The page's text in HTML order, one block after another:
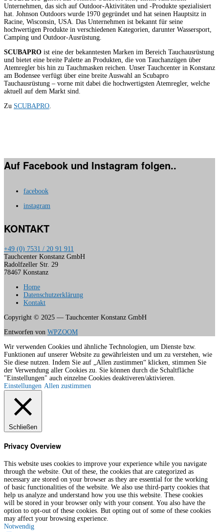
Unternehmen, das sich auf Outdoor-Aktivitäten und -Produkte spezialisiert
hat. Johnson Outdoors wurde 1970 gegründet und hat seinen Hauptsitz in
Racine, Wisconsin, USA. Das Unternehmen ist bekannt für seine
hochwertigen Produkte in verschiedenen Kategorien, darunter Wassersport,
Camping und Outdoor-Ausrüstung.
SCUBAPRO ist eine der bekanntesten Marken im Bereich Tauchausrüstung
und bietet eine breite Palette an Produkten, die von Tauchanzügen über
Atemregler bis hin zu Tauchmasken reichen. Unser Tauchcenter in Konstanz
am Bodensee verfügt über eine breite Auswahl an Scubapro
Tauchausrüstung – vorne mit dabei die hochwertigsten Atemregler, welche
aktuell auf dem Markt sind.
Zu SCUBAPRO
Auf Facebook und Instagram folgen..
facebook
instagram
KONTAKT
+49 (0) 7531 / 20 91 911
Tauchcenter Konstanz GmbH
Radolfzeller Str. 29
78467 Konstanz
Home
Datenschutzerklärung
Kontakt
Copyright © 2025 — Tauchcenter Konstanz GmbH
Entworfen von WPZOOM
Wir verwenden Cookies und ähnliche Technologien, um Dienste bzw.
Funktionen auf unserer Website zu gewährleisten und um zu verstehen, wie
Sie diese nutzen. Indem Sie auf „Allen zustimmen“ klicken, stimmen Sie
der Verwendung aller Cookies zu. Sie können durch die Schaltfläche
"Einstellungen" auch einzelne Cookies deaktiveren/aktivieren.
Einstellungen Allen zustimmen
Schließen
Privacy Overview
This website uses cookies to improve your experience while you navigate
through the website. Out of these, the cookies that are categorized as
necessary are stored on your browser as they are essential for the working
of basic functionalities of the website. We also use third-party cookies that
help us analyze and understand how you use this website. These cookies
will be stored in your browser only with your consent. You also have the
option to opt-out of these cookies. But opting out of some of these cookies
may affect your browsing experience.
Notwendig